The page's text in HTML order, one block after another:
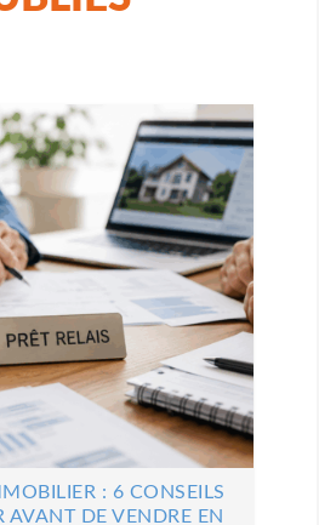
: 6 CONSEILS
AVANT DE VENDRE EN